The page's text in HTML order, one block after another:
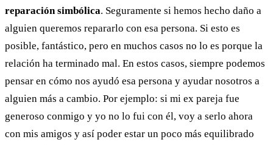
reparación simbólica. Seguramente si hemos hecho daño a
alguien queremos repararlo con esa persona. Si esto es
posible, fantástico, pero en muchos casos no lo es porque la
relación ha terminado mal. En estos casos, siempre podemos
pensar en cómo nos ayudó esa persona y ayudar nosotros a
alguien más a cambio. Por ejemplo: si mi ex pareja fue
generoso conmigo y yo no lo fui con él, voy a serlo ahora
con mis amigos y así poder estar un poco más equilibrado